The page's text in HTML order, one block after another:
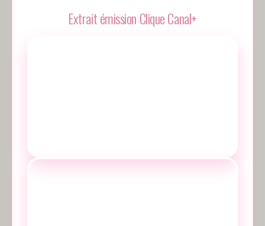
Extrait émission Clique Canal+